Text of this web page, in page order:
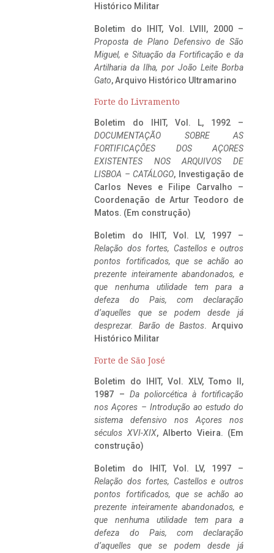
Histórico Militar
Boletim do IHIT, Vol. LVIII, 2000 –
Proposta de Plano Defensivo de São
Miguel, e Situação da Fortificação e da
Artilharia da Ilha, por João Leite Borba
Gato, Arquivo Histórico Ultramarino
Forte do Livramento
Boletim do IHIT, Vol. L, 1992 –
DOCUMENTAÇÃO SOBRE AS
FORTIFICAÇÕES DOS AÇORES
EXISTENTES NOS ARQUIVOS DE
LISBOA – CATÁLOGO, Investigação de
Carlos Neves e Filipe Carvalho –
Coordenação de Artur Teodoro de
Matos. (Em construção)
Boletim do IHIT, Vol. LV, 1997 –
Relação dos fortes, Castellos e outros
pontos fortificados, que se achão ao
prezente inteiramente abandonados, e
que nenhuma utilidade tem para a
defeza do Pais, com declaração
d’aquelles que se podem desde já
desprezar. Barão de Bastos. Arquivo
Histórico Militar
Forte de São José
Boletim do IHIT, Vol. XLV, Tomo II,
1987 – Da poliorcética à fortificação
nos Açores – Introdução ao estudo do
sistema defensivo nos Açores nos
séculos XVI-XIX, Alberto Vieira. (Em
construção)
Boletim do IHIT, Vol. LV, 1997 –
Relação dos fortes, Castellos e outros
pontos fortificados, que se achão ao
prezente inteiramente abandonados, e
que nenhuma utilidade tem para a
defeza do Pais, com declaração
d’aquelles que se podem desde já